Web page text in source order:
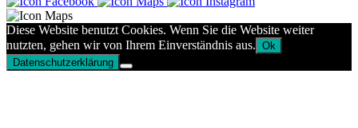
Diese Website benutzt Cookies. Wenn Sie die Website weiter
nutzten, gehen wir von Ihrem Einverständnis aus. Ok
Datenschutzerklärung